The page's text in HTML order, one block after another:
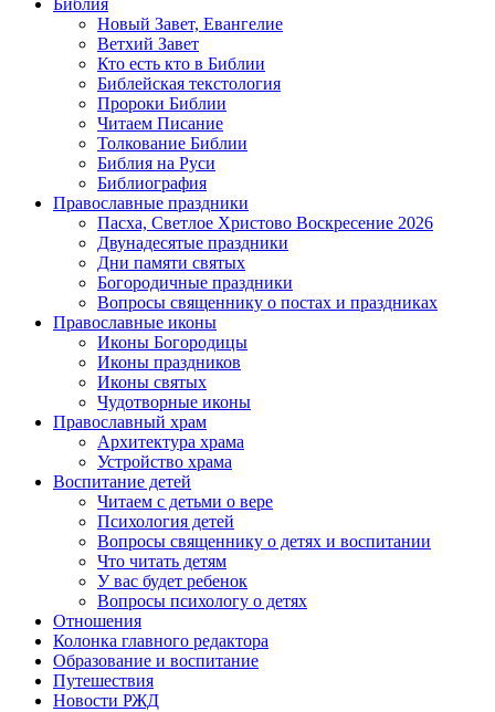
Библия
Новый Завет, Евангелие
Ветхий Завет
Кто есть кто в Библии
Библейская текстология
Пророки Библии
Читаем Писание
Толкование Библии
Библия на Руси
Библиография
Православные праздники
Пасха, Светлое Христово Воскресение 2026
Двунадесятые праздники
Дни памяти святых
Богородичные праздники
Вопросы священнику о постах и праздниках
Православные иконы
Иконы Богородицы
Иконы праздников
Иконы святых
Чудотворные иконы
Православный храм
Архитектура храма
Устройство храма
Воспитание детей
Читаем с детьми о вере
Психология детей
Вопросы священнику о детях и воспитании
Что читать детям
У вас будет ребенок
Вопросы психологу о детях
Отношения
Колонка главного редактора
Образование и воспитание
Путешествия
Новости РЖД